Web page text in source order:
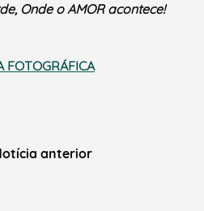
Onde o AMOR acontece!
FOTOGRÁFICA
anterior